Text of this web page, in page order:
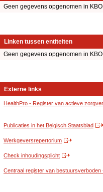
Geen gegevens opgenomen in
Linken tussen entiteiten
Geen gegevens opgenomen in
Externe links
HealthPro - Register van actieve
Publicaties in het Belgisch Staatsblad
Werkgeversrepertorium
Check inhoudingsplicht
Centraal register van bestuursverboden